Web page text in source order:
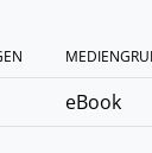
eBook